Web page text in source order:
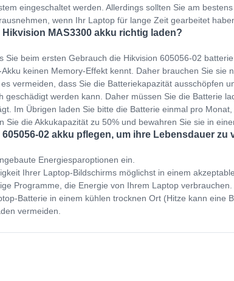
eingeschaltet werden. Allerdings sollten Sie am
wenn Ihr Laptop für lange Zeit gearbeitet
Hikvision MAS3300 akku richtig laden?
Sie beim ersten Gebrauch die Hikvision 605056-02
keinen Memory-Effekt kennt. Daher brauchen Sie sie
vermeiden, dass Sie die Batteriekapazität ausschöpfen
geschädigt werden kann. Daher müssen Sie die Batterie
Im Übrigen laden Sie bitte die Batterie einmal pro
Sie die Akkukapazität zu 50% und bewahren Sie sie in
02 akku pflegen, um ihre Lebensdauer zu
Energiesparoptionen ein.
Ihrer Laptop-Bildschirms möglichst in einem
Programme, die Energie von Ihrem Laptop verbrauchen.
Batterie in einem kühlen trocknen Ort (Hitze kann eine
vermeiden.